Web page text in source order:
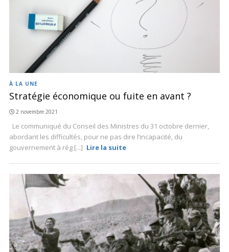
À LA UNE
Stratégie économique ou fuite en avant ?
2 novembre 2021
Le communiqué du Conseil des Ministres du 31 octobre dernier,
abordant les difficultés, pour ne pas dire l’incapacité, du
gouvernement à rég [...] Lire la suite